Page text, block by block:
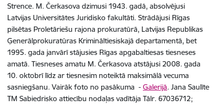
Strence. M. Čerkasova dzimusi 1943. gadā, absolvējusi
Latvijas Universitātes Juridisko fakultāti. Strādājusi Rīgas
pilsētas Proletāriešu rajona prokuratūrā, Latvijas Republikas
Ģenerālprokuratūras Krimināltiesiskajā departamentā, bet
1995. gada janvārī stājusies Rīgas apgabaltiesas tiesneses
amatā. Tiesneses amatu M. Čerkasova atstājusi 2008. gada
10. oktobrī līdz ar tiesnesim noteiktā maksimālā vecuma
sasniegšanu. Vairāk foto no pasākuma - Galerijā. Jana Saulīte
TM Sabiedrisko attiecību nodaļas vadītāja Tālr. 67036712;